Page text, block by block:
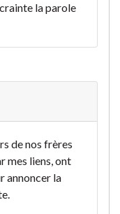
la parole
de nos frères
mes liens, ont
annoncer la